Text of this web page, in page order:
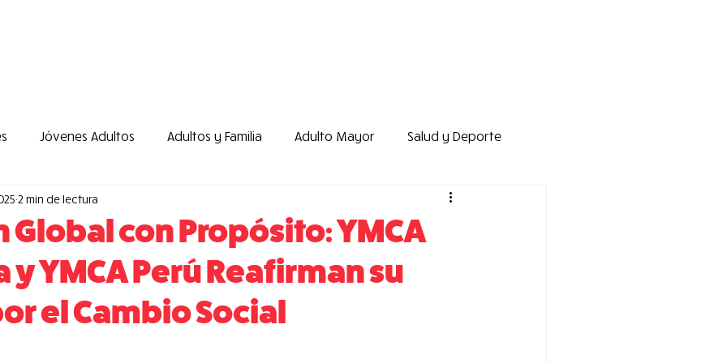
Jóvenes Adultos Adultos y Familia Adulto Mayor Salud y Deporte
YMCA Voz Voluntariado y Liderazgo
Misión Desarrollo y Sostenibilidad Programas Internacionales
Global con Propósito: YMCA
YMCA Perú Reafirman su
el Cambio Social
2 min de lectura